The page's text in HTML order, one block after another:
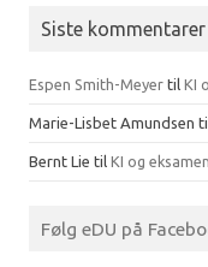
Siste kommentarer
Espen Smith-Meyer til KI
Marie-Lisbet Amundsen
Bernt Lie til KI og
Følg eDU på